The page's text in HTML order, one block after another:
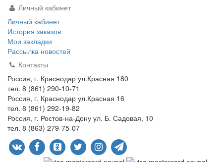
Личный кабинет
Личный кабинет
История заказов
Мои закладки
Рассылка новостей
Контакты
Россия, г. Краснодар ул.Красная 180
тел. 8 (861) 290-10-71
Россия, г. Краснодар ул.Красная 16
тел. 8 (861) 292-19-82
Россия, г. Ростов-на-Дону ул. Б. Садовая, 10
тел. 8 (863) 279-75-07